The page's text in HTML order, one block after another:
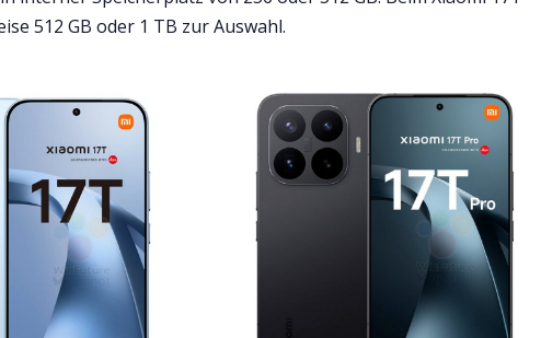
512 GB oder 1 TB zur Auswahl.